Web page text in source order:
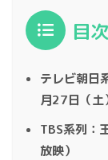
目次
テレビ朝日
月27日（土
TBS系列：
放映）